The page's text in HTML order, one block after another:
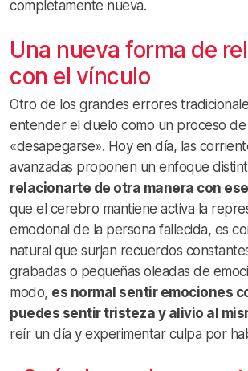
completamente nueva.
Una nueva forma de
con el vínculo
Otro de los grandes errores
entender el duelo como un proceso de
«desapegarse». Hoy en día, las
avanzadas proponen un enfoque
relacionarte de otra manera con
que el cerebro mantiene activa la
emocional de la persona fallecida, es
natural que surjan recuerdos
grabadas o pequeñas oleadas de
modo, es normal sentir emociones
puedes sentir tristeza y alivio al
reír un día y experimentar culpa por